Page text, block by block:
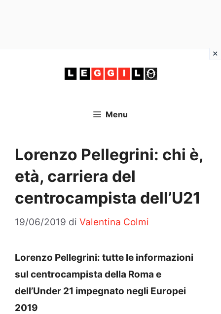
Menu
Lorenzo Pellegrini: chi è,
età, carriera del
centrocampista dell’U21
19/06/2019 di Valentina Colmi
Lorenzo Pellegrini: tutte le informazioni
sul centrocampista della Roma e
dell’Under 21 impegnato negli Europei
2019